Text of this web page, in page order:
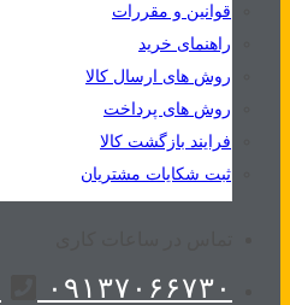
قوانین و مقررات
راهنمای خرید
روش های ارسال کالا
روش های پرداخت
فرایند بازگشت کالا
ثبت شکایات مشتریان
۰۹۱۳۷۰۶۶۷۳۰